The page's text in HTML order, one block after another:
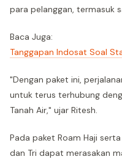
para pelanggan, termasuk
Baca Juga:
Tanggapan Indosat Soal
"Dengan paket ini,
untuk terus terhubung
Tanah Air," ujar Ritesh.
Pada paket Roam Haji
dan Tri dapat merasakan